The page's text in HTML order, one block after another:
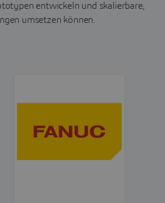
entwickeln und skalierbare,
umsetzen können.